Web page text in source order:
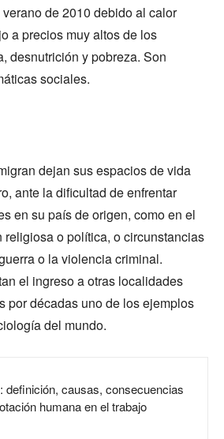
de 2010 debido al calor
a precios muy altos de los
desnutrición y pobreza. Son
sociales.
dejan sus espacios de vida
ante la dificultad de enfrentar
en su país de origen, como en el
religiosa o política, o circunstancias
o la violencia criminal.
el ingreso a otras localidades
por décadas uno de los ejemplos
del mundo.
definición, causas, consecuencias
humana en el trabajo